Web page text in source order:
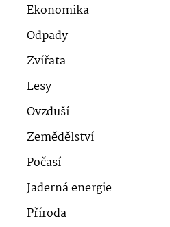
Ekonomika
Odpady
Zvířata
Lesy
Ovzduší
Zemědělství
Počasí
Jaderná energie
Příroda